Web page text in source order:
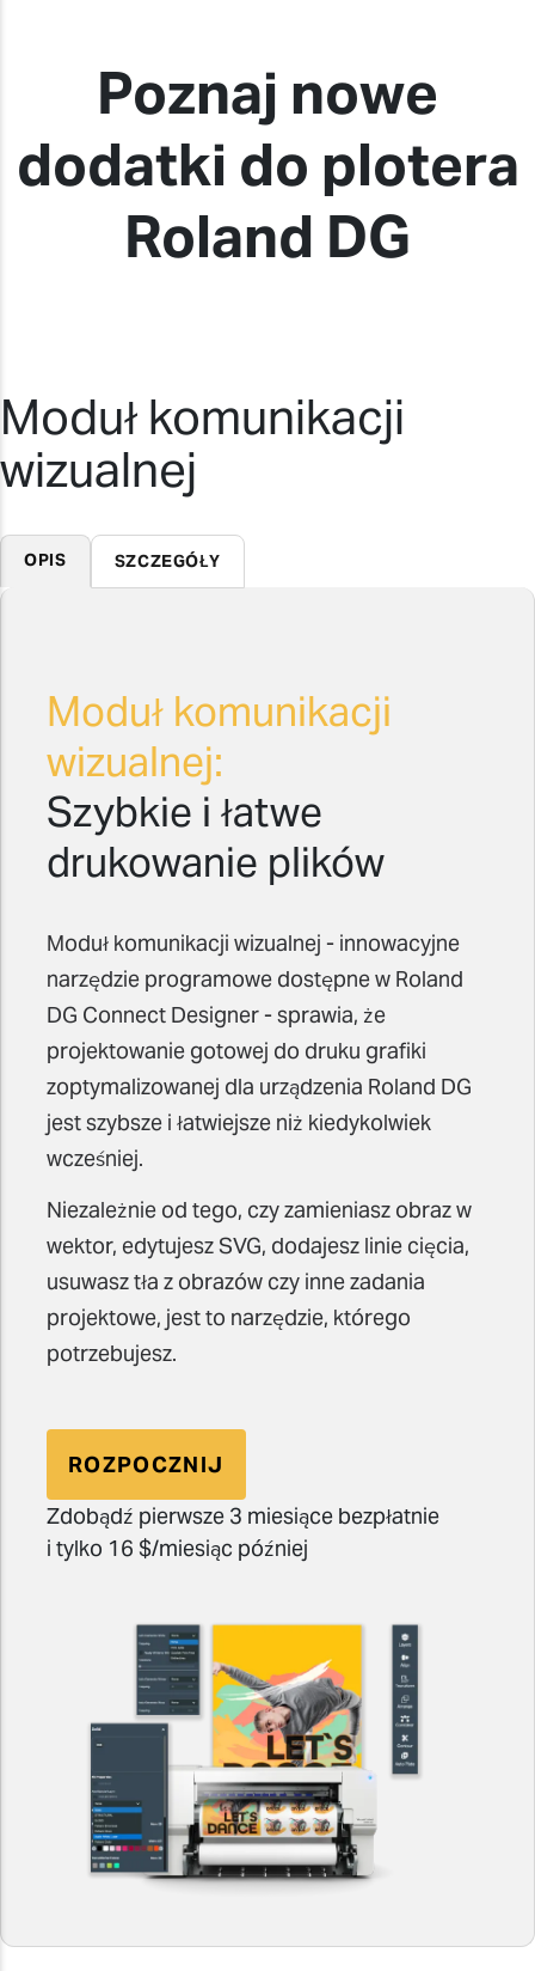
Poznaj nowe
dodatki do plotera
Roland DG
Moduł komunikacji
wizualnej
OPIS SZCZEGÓŁY
Moduł komunikacji
wizualnej:
Szybkie i łatwe
drukowanie plików
Moduł komunikacji wizualnej - innowacyjne
narzędzie programowe dostępne w Roland
DG Connect Designer - sprawia, że
projektowanie gotowej do druku grafiki
zoptymalizowanej dla urządzenia Roland DG
jest szybsze i łatwiejsze niż kiedykolwiek
wcześniej.
Niezależnie od tego, czy zamieniasz obraz w
wektor, edytujesz SVG, dodajesz linie cięcia,
usuwasz tła z obrazów czy inne zadania
projektowe, jest to narzędzie, którego
potrzebujesz.
ROZPOCZNIJ
Zdobądź pierwsze 3 miesiące bezpłatnie
i tylko 16 $/miesiąc później